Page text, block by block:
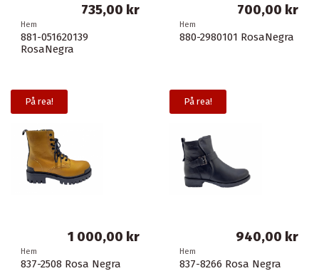
Hem
880-2980101 RosaNegra
700,00 kr
Hem
881-051620139
RosaNegra
735,00 kr
På rea!
Hem
837-8266 Rosa Negra
940,00 kr
På rea!
Hem
837-2508 Rosa Negra
1 000,00 kr